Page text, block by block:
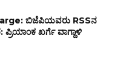
ಬಿಜೆಪಿಯವರು RSSನ
ಪ್ರಿಯಾಂಕ ಖರ್ಗೆ ವಾಗ್ದಾಳಿ